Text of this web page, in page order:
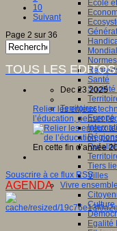
Ecole
Santé
Territoires
Europe
Ruralité
Tiers
Villes
Vivre ensemble
Culture
Egalité
10
Suivant
Page 2 sur 36
TOUS LES
Dec 23 2025
Relier les enjeux
l’éducation, penser
En cette fin d’année
Souscrire à ce flux RSS
AGENDA